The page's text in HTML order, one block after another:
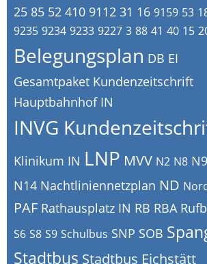
25 85 52 410 9112 31 16 9159 53
9235 9234 9233 9227 3 88 41 40 15
Belegungsplan DB EI
Gesamtpaket Kundenzeitschrift
Hauptbahnhof IN
INVG
Klinikum IN LNP MVV N2 N8 N9
N14 Nachtliniennetzplan ND
PAF Rathausplatz IN RB RBA
S6 S8 S9 Schulbus SNP SOB
Stadtbus Stadtbus Eichstätt